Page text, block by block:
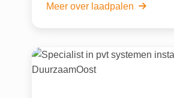
Meer over laadpalen